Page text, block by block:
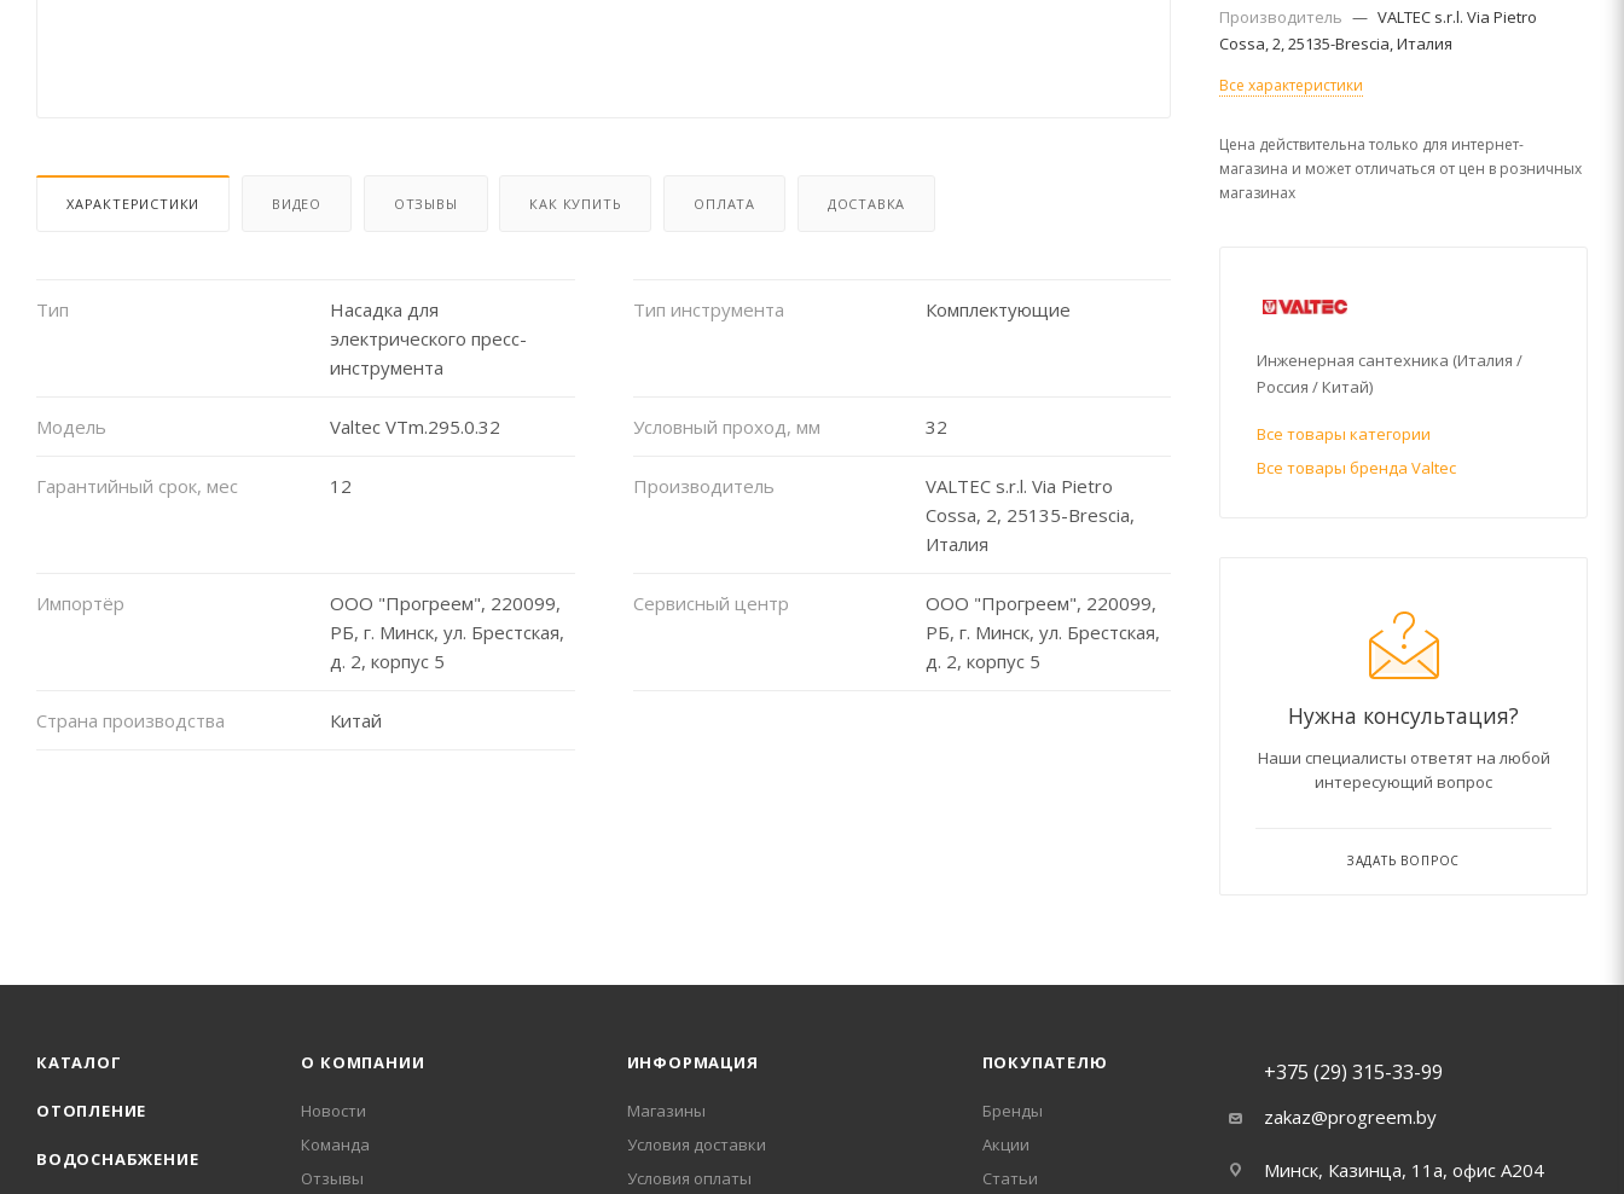
ХАРАКТЕРИСТИКИ ВИДЕО ОТЗЫВЫ КАК КУПИТЬ ОПЛАТА ДОСТАВКА
Тип
Насадка для
электрического пресс-
инструмента
Тип инструмента Комплектующие
Модель Valtec VTm.295.0.32 Условный проход, мм 32
Гарантийный срок, мес 12 Производитель
VALTEC s.r.l. Via Pietro
Cossa, 2, 25135-Brescia,
Италия
Импортёр
ООО "Прогреем", 220099,
РБ, г. Минск, ул. Брестская,
д. 2, корпус 5
Сервисный центр
ООО "Прогреем", 220099,
РБ, г. Минск, ул. Брестская,
д. 2, корпус 5
Страна производства Китай
Производитель — VALTEC s.r.l. Via Pietro
Cossa, 2, 25135-Brescia, Италия
Все характеристики
Цена действительна только для интернет-
магазина и может отличаться от цен в розничных
магазинах
Инженерная сантехника (Италия /
Россия / Китай)
Все товары категории
Все товары бренда Valtec
Нужна консультация?
Наши специалисты ответят на любой
интересующий вопрос
ЗАДАТЬ ВОПРОС
КАТАЛОГ
ОТОПЛЕНИЕ
ВОДОСНАБЖЕНИЕ
О КОМПАНИИ
Новости
Команда
Отзывы
ИНФОРМАЦИЯ
Магазины
Условия доставки
Условия оплаты
ПОКУПАТЕЛЮ
Бренды
Акции
Статьи
+375 (29) 315-33-99
zakaz@progreem.by
Минск, Казинца, 11а, офис А204